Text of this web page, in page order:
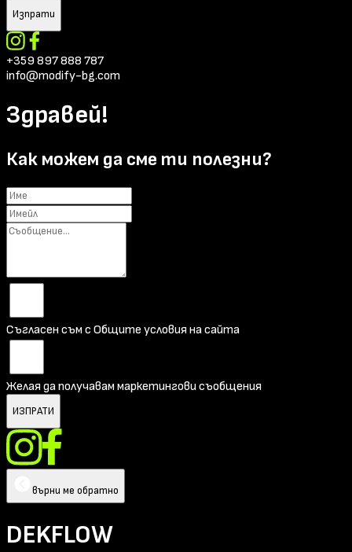
Изпрати
+359 897 888 787
info@modify-bg.com
Здравей!
Как можем да сме ти полезни?
Съгласен съм с Общите условия на сайта
Желая да получавам маркетингови съобщения
ИЗПРАТИ
върни ме обратно
DEKFLOW